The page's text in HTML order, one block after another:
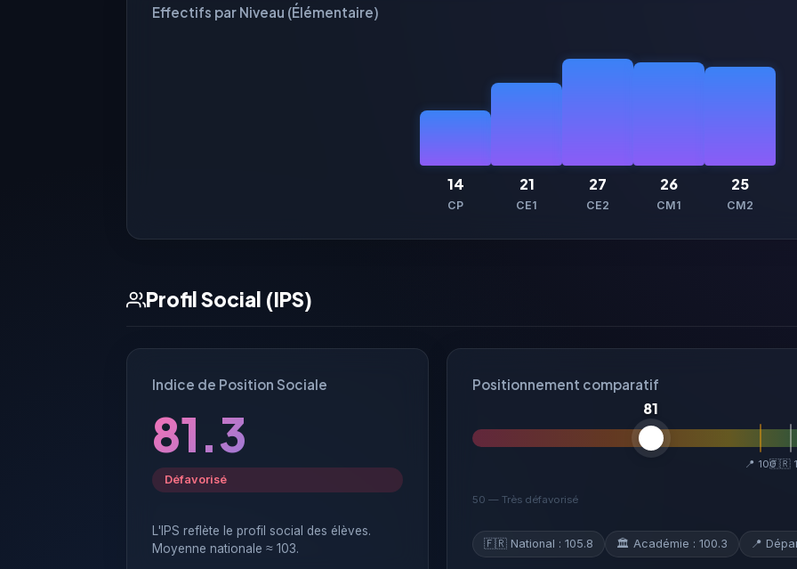
Effectifs par Niveau (Élémentaire)
14
CP
21
CE1
27
CE2
26
CM1
25
CM2
Profil Social (IPS)
Indice de Position Sociale
81.3
Défavorisé
L'IPS reflète le profil social des élèves.
Moyenne nationale ≈ 103.
Positionnement comparatif
81
🇫🇷
📍 100
50 — Très défavorisé
🇫🇷 National : 105.8 🏛 Académie : 100.3 📍